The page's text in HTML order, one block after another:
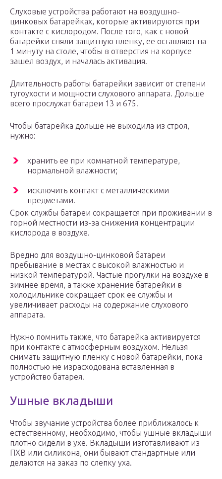
Слуховые устройства работают на воздушно-
цинковых батарейках, которые активируются при
контакте с кислородом. После того, как с новой
батарейки сняли защитную пленку, ее оставляют на
1 минуту на столе, чтобы в отверстия на корпусе
зашел воздух, и началась активация.
Длительность работы батарейки зависит от степени
тугоухости и мощности слухового аппарата. Дольше
всего прослужат батареи 13 и 675.
Чтобы батарейка дольше не выходила из строя,
нужно:
хранить ее при комнатной температуре,
нормальной влажности;
исключить контакт с металлическими
предметами.
Срок службы батареи сокращается при проживании в
горной местности из-за снижения концентрации
кислорода в воздухе.
Вредно для воздушно-цинковой батареи
пребывание в местах с высокой влажностью и
низкой температурой. Частые прогулки на воздухе в
зимнее время, а также хранение батарейки в
холодильнике сокращает срок ее службы и
увеличивает расходы на содержание слухового
аппарата.
Нужно помнить также, что батарейка активируется
при контакте с атмосферным воздухом. Нельзя
снимать защитную пленку с новой батарейки, пока
полностью не израсходована вставленная в
устройство батарея.
Ушные вкладыши
Чтобы звучание устройства более приближалось к
естественному, необходимо, чтобы ушные вкладыши
плотно сидели в ухе. Вкладыши изготавливают из
ПХВ или силикона, они бывают стандартные или
делаются на заказ по слепку уха.